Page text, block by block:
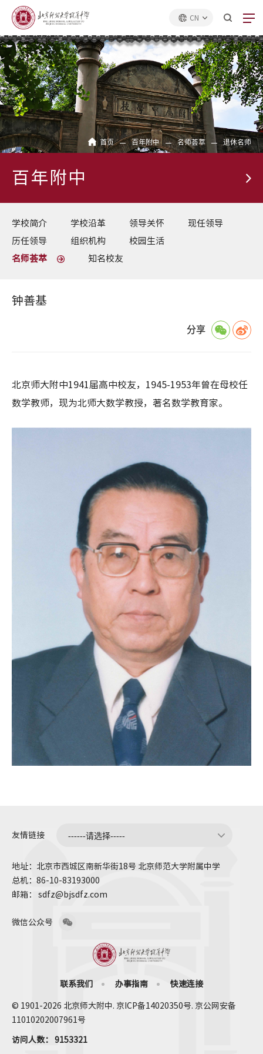
CN
首页 百年附中 名师荟萃 退休名师
百年附中
学校简介 学校沿革 领导关怀
现任领导
历任领导
组织机构
校园生活
名师荟萃
知名校友
钟善基
分享
北京师大附中1941届高中校友，1945-1953年曾在母校任
数学教师，现为北师大数学教授，著名数学教育家。
友情链接
地址：北京市西城区南新华街18号 北京师范大学附属中学
总机：86-10-83193000
邮箱： sdfz@bjsdfz.com
微信公众号
联系我们 办事指南 快速连接
© 1901-2026 北京师大附中. 京ICP备14020350号. 京公网安备
11010202007961号
访问人数： 9153321